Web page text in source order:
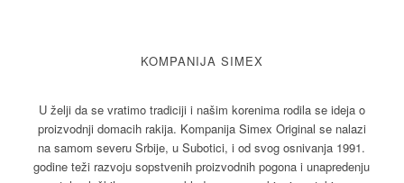
KOMPANIJA SIMEX
U želji da se vratimo tradiciji i našim korenima rodila se ideja o
proizvodnji domacih rakija. Kompanija Simex Original se nalazi
na samom severu Srbije, u Subotici, i od svog osnivanja 1991.
godine teži razvoju sopstvenih proizvodnih pogona i unapredenju